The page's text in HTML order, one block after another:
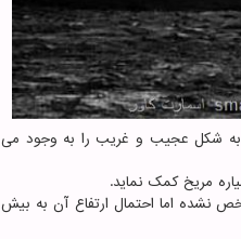
به شکل عجیب و غریب را به وجود می
مریخ کمک نماید.
نشده اما احتمال ارتفاع آن به بیش